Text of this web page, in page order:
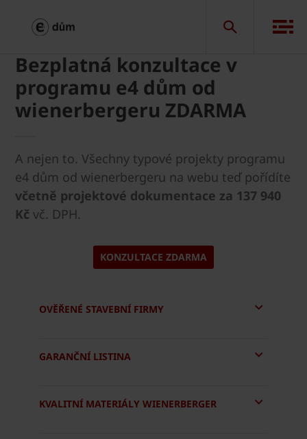
Bezplatná konzultace v
programu e4 dům od
wienerbergeru ZDARMA
A nejen to. Všechny typové projekty programu
e4 dům od wienerbergeru na webu teď pořídíte
včetně projektové dokumentace za 137 940
Kč vč. DPH.
KONZULTACE ZDARMA
OVĚŘENÉ STAVEBNÍ FIRMY
GARANČNÍ LISTINA
KVALITNÍ MATERIÁLY WIENERBERGER